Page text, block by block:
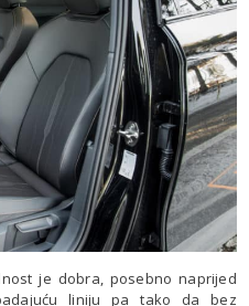
je dobra, posebno naprijed
liniju pa tako da bez